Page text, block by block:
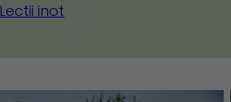
Lectii inot